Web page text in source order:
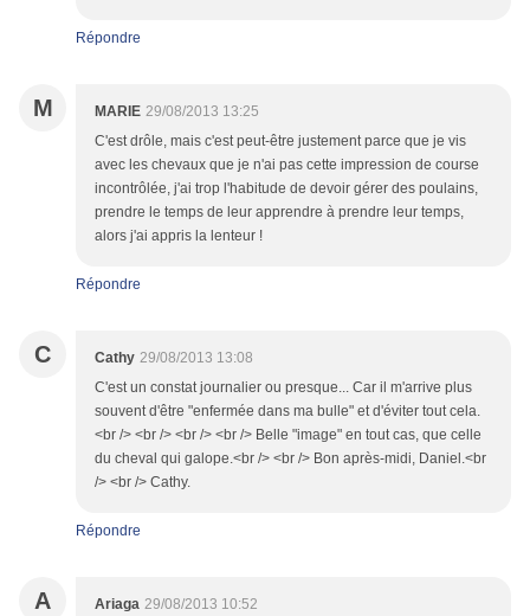
Répondre
M MARIE 29/08/2013 13:25
C'est drôle, mais c'est peut-être justement parce que je vis
avec les chevaux que je n'ai pas cette impression de course
incontrôlée, j'ai trop l'habitude de devoir gérer des poulains,
prendre le temps de leur apprendre à prendre leur temps,
alors j'ai appris la lenteur !
Répondre
C Cathy 29/08/2013 13:08
C'est un constat journalier ou presque... Car il m'arrive plus
souvent d'être "enfermée dans ma bulle" et d'éviter tout cela.
<br /> <br /> <br /> <br /> Belle "image" en tout cas, que celle
du cheval qui galope.<br /> <br /> Bon après-midi, Daniel.<br
/> <br /> Cathy.
Répondre
A Ariaga 29/08/2013 10:52